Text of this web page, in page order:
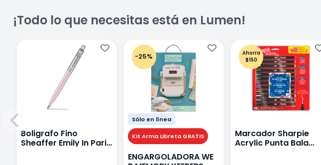
¡Todo lo que necesitas está en Lumen!
Boligrafo Fino
Sheaffer Emily In Paris
-25%
Sólo en línea
Kit Arma Libreta GRATIS
ENGARGOLADORA WE
Ahorra
$150
Marcador Sharpie
Acrylic Punta Bala